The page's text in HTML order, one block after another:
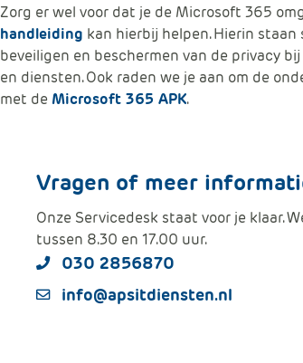
Zorg er wel voor dat je de Microsoft 365
handleiding kan hierbij helpen. Hierin
beveiligen en beschermen van de privacy
en diensten. Ook raden we je aan om de
met de Microsoft 365 APK.
Vragen of meer
Onze Servicedesk staat voor je klaar.
tussen 8.30 en 17.00 uur.
030 2856870
info@apsitdiensten.nl